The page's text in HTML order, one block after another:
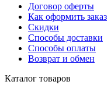
Договор оферты
Как оформить заказ
Скидки
Способы доставки
Способы оплаты
Возврат и обмен
Каталог товаров